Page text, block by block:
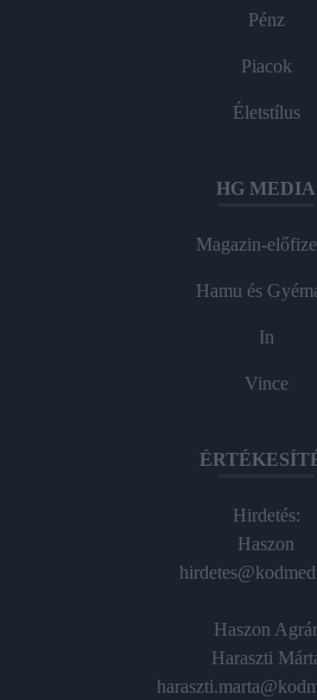
Pénz
Piacok
Életstílus
HG MEDIA
Magazin-
Hamu és
In
Vince
Hirdetés:
Haszon
Haszon Agrár
Haraszti